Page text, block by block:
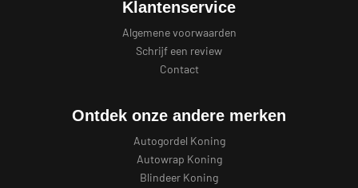
Klantenservice
Algemene voorwaarden
Schrijf een review
Contact
Ontdek onze andere merken
Autogordel Koning
Autowrap Koning
Blindeer Koning